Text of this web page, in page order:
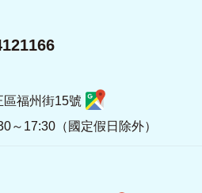
福州街15號
～17:30（國定假日除外）